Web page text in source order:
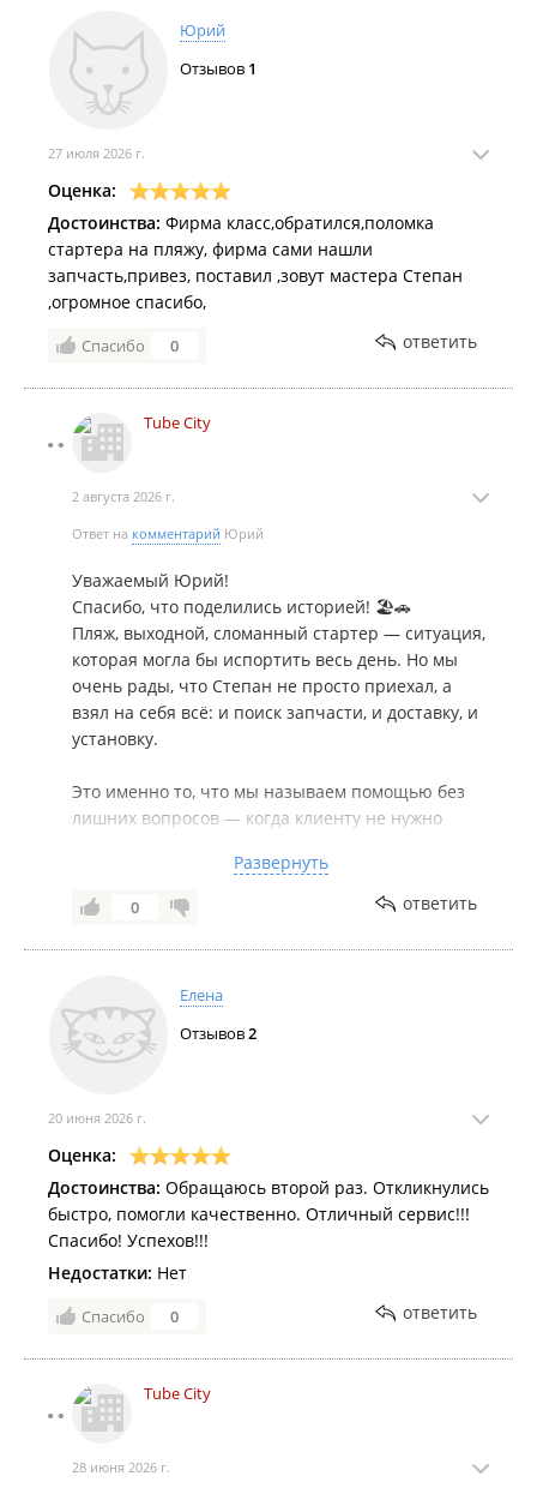
Юрий
Отзывов 1
27 июля 2026 г.
Оценка:
Достоинства: Фирма класс,обратился,поломка
стартера на пляжу, фирма сами нашли
запчасть,привез, поставил ,зовут мастера Степан
,огромное спасибо,
Спасибо 0 ответить
Tube City
2 августа 2026 г.
Ответ на комментарий Юрий
Уважаемый Юрий!
Спасибо, что поделились историей! 🏖️🚗
Пляж, выходной, сломанный стартер — ситуация,
которая могла бы испортить весь день. Но мы
очень рады, что Степан не просто приехал, а
взял на себя всё: и поиск запчасти, и доставку, и
установку.
Это именно то, что мы называем помощью без
лишних вопросов — когда клиенту не нужно
Обязательно передадим вашу благодарность
Степану. Такие отзывы доказывают, что наш
подход работает.
Приятных вам поездок и только солнечных дней
на дороге! ☀️
может получить качественные автоуслуги
Чтобы профессиональная помощь всегда была
под рукой, рекомендуем установить наше
приложение: www.rustore.ru.
Развернуть
0 ответить
Елена
Отзывов2
20 июня 2026 г.
Оценка:
Достоинства: Обращаюсь второй раз. Откликнулись
быстро, помогли качественно. Отличный сервис!!!
Спасибо! Успехов!!!
Недостатки: Нет
Спасибо 0 ответить
Tube City
28 июня 2026 г.